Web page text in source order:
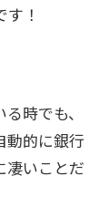
！
時でも、
動的に銀行
凄いことだ